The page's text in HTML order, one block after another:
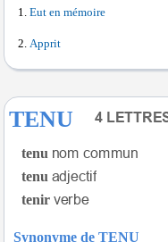
Eut en mémoire
Apprit
TENU
tenu
tenu
tenir
Synonyme de TENU